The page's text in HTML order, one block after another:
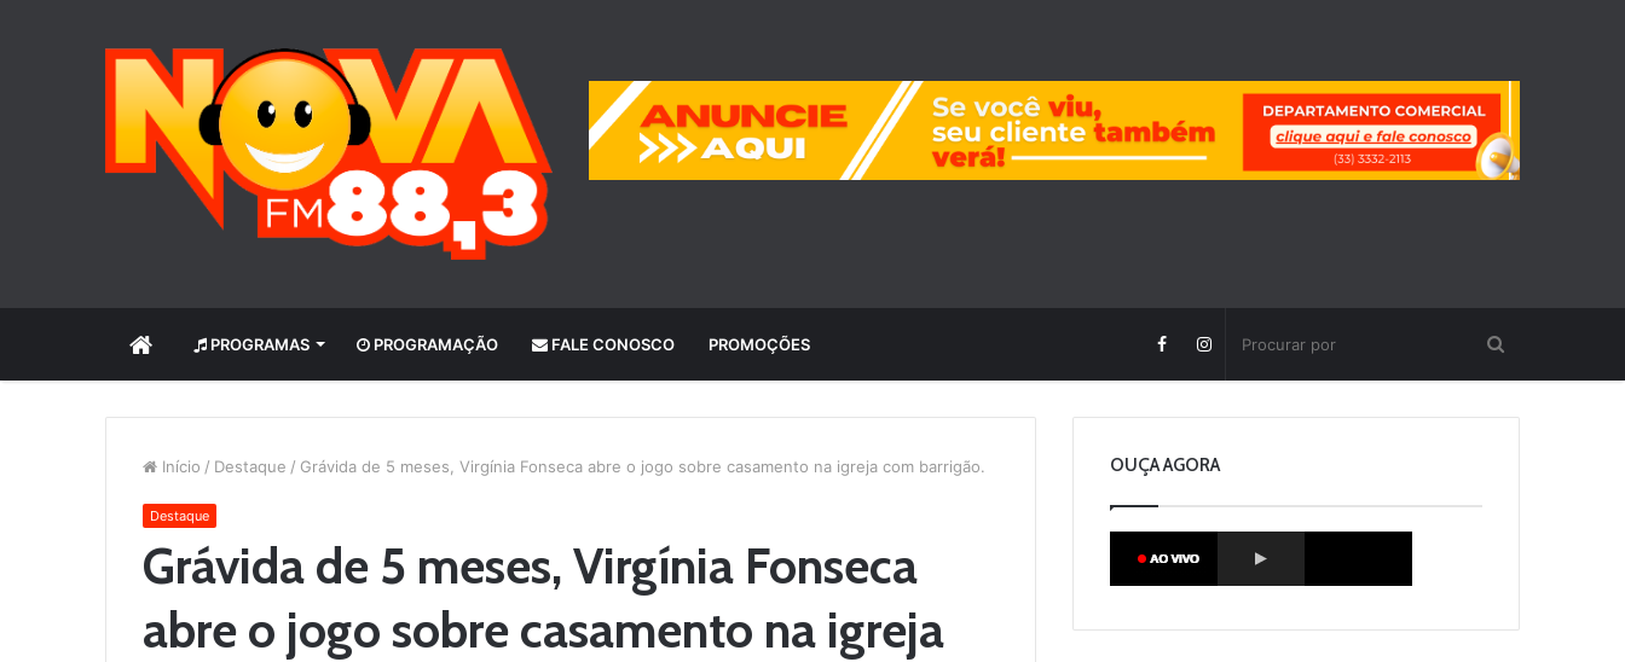
INÍCIO PROGRAMAS PROGRAMAÇÃO FALE CONOSCO PROMOÇÕES
Início / Destaque / Grávida de 5 meses, Virgínia Fonseca abre o jogo sobre casamento na igreja com barrigão.
Destaque
Grávida de 5 meses, Virgínia Fonseca
abre o jogo sobre casamento na igreja
OUÇA AGORA